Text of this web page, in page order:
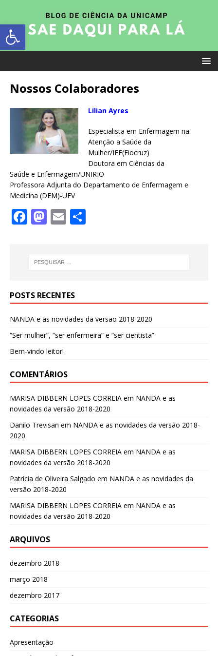
Abrir a barra de ferramentas
Nossos Colaboradores
Lilian Ayres
Especialista em Enfermagem na
Atenção a Saúde da
Mulher/IFF(Fiocruz)
Doutora em Ciências da
Saúde e Enfermagem/UNIRIO
Professora Adjunta do Departamento de Enfermagem e
Medicina (DEM)-UFV
F
e
o
o
k
M
o
o
n
E
l
POSTS RECENTES
NANDA e as novidades da versão 2018-2020
“Ser mulher”, “ser enfermeira” e “ser cientista”
Bem-vindo leitor!
COMENTÁRIOS
MARISA DIBBERN LOPES CORREIA em NANDA e as
novidades da versão 2018-2020
Danilo Trevisan em NANDA e as novidades da versão 2018-
2020
MARISA DIBBERN LOPES CORREIA em NANDA e as
novidades da versão 2018-2020
Patrícia de Oliveira Salgado em NANDA e as novidades da
versão 2018-2020
MARISA DIBBERN LOPES CORREIA em NANDA e as
novidades da versão 2018-2020
ARQUIVOS
dezembro 2018
março 2018
dezembro 2017
CATEGORIAS
Apresentação